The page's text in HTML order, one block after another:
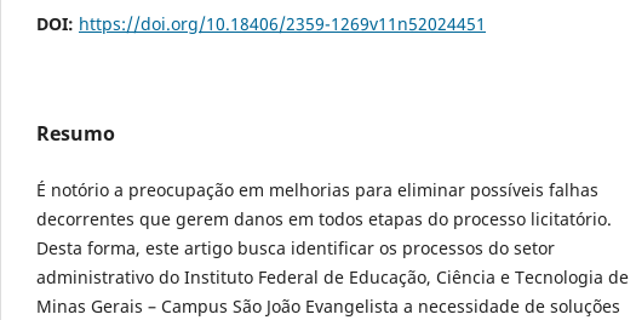
DOI: https://doi.org/10.18406/2359-1269v11n52024451
Resumo
É notório a preocupação em melhorias para eliminar possíveis falhas
decorrentes que gerem danos em todos etapas do processo licitatório.
Desta forma, este artigo busca identificar os processos do setor
administrativo do Instituto Federal de Educação, Ciência e Tecnologia de
Minas Gerais – Campus São João Evangelista a necessidade de soluções